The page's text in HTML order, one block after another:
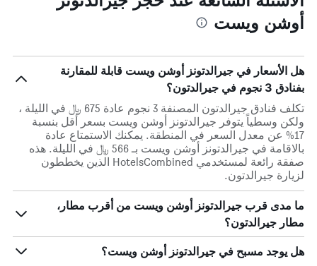
أوشن ويست
هل الأسعار في جيرالدتونز أوشن ويست قابلة للمقارنة
بفنادق 3 نجوم في جيرالدتون؟
تكلف فنادق جيرالدتون المصنفة 3 نجوم عادة 675 ﷼ في الليلة ،
ولكن وسطياً يتوفر جيرالدتونز أوشن ويست بسعر أقل بنسبة
17% عن معدل السعر في المنطقة. يمكنك الاستمتاع عادة
بالاقامة في جيرالدتونز أوشن ويست بـ 566 ﷼ في الليلة. هذه
صفقة رائعة لمستخدمي HotelsCombined الذين يخططون
لزيارة جيرالدتون.
ما مدى قرب جيرالدتونز أوشن ويست من أقرب مطار،
مطار جيرالدتون؟
هل يوجد مسبح في جيرالدتونز أوشن ويست؟